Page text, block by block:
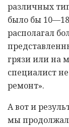
различных
было бы
располагал
грязи или на
специалист
ремонт».
А вот и
мы